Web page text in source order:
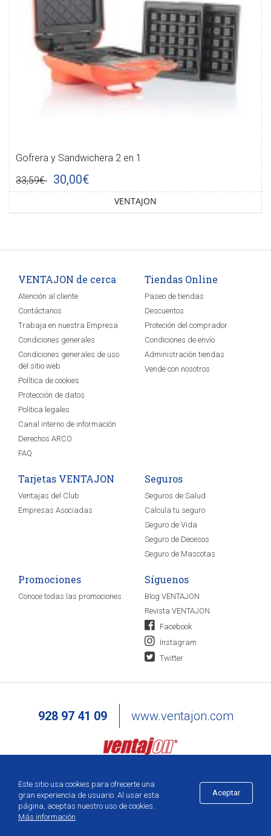
Este sitio usa cookies para ofrecerte una
gran experiencia de usuario. Al usar esta
página, aceptas nuestro uso de cookies.
Más información
Aceptar
Gofrera y Sandwichera 2 en 1
33,59€ 30,00€
VENTAJON
VENTAJON de cerca
Atención al cliente
Contáctanos
Trabaja en nuestra Empresa
Condiciones generales
Condiciones generales de uso
del sitio web
Política de cookies
Protección de datos
Política legales
Canal interno de información
Derechos ARCO
FAQ
Tiendas Online
Paseo de tiendas
Descuentos
Proteción del comprador
Condiciones de envío
Administración tiendas
Vende con nosotros
Tarjetas VENTAJON
Ventajas del Club
Empresas Asociadas
Seguros
Seguros de Salud
Calcula tu seguro
Seguro de Vida
Seguro de Decesos
Seguro de Mascotas
Promociones
Conoce todas las promociones
Síguenos
Blog VENTAJON
Revista VENTAJON
Facebook
Instagram
Twitter
928 97 41 09 www.ventajon.com